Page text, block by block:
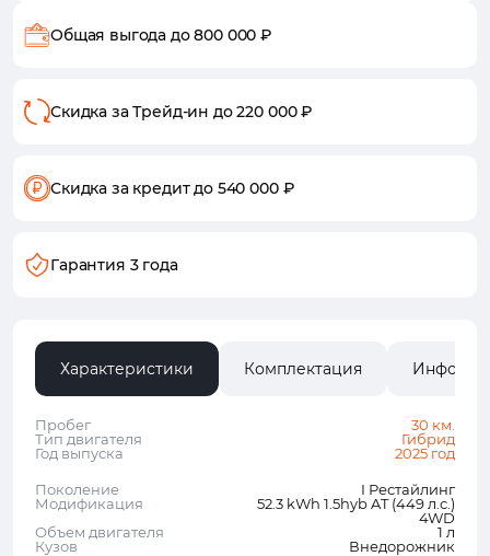
Общая выгода до 800 000 ₽
Скидка за Трейд-ин до 220 000 ₽
Скидка за кредитдо 540 000 ₽
Гарантия 3 года
Характеристики Комплектация
Пробег
30 км.
Тип двигателя
Гибрид
Год выпуска
2025 год
Поколение
I Рестайлинг
Модификация
52.3 kWh 1.5hyb AT (449 л.с.)
4WD
Объем двигателя
1 л
Кузов
Внедорожник